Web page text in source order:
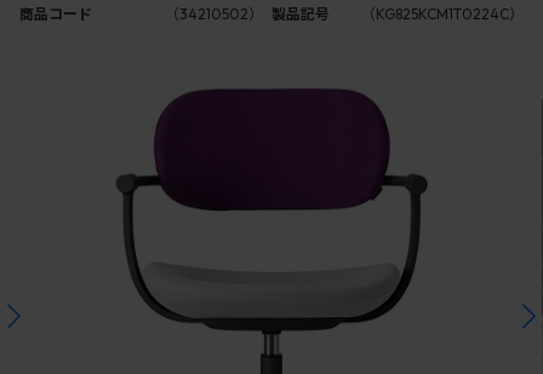
商品コード （34210502） 製品記号 （KG825KCM1T0224C）